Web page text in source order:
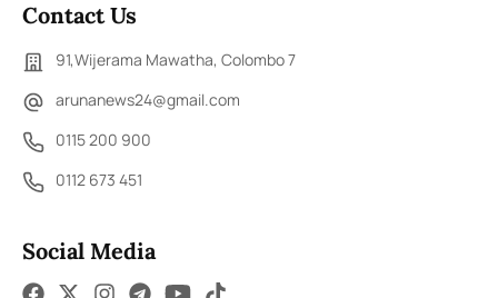
Contact Us
91,Wijerama Mawatha, Colombo 7
arunanews24@gmail.com
0115 200 900
0112 673 451
Social Media